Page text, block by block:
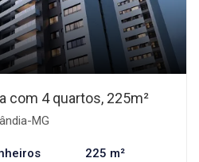
com 4 quartos, 225m²
MG
225 m²